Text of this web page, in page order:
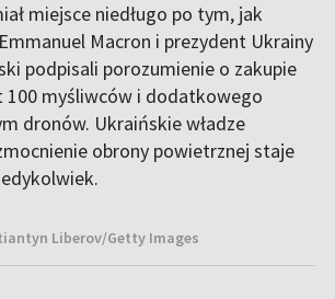
miejsce niedługo po tym, jak
Macron i prezydent Ukrainy
podpisali porozumienie o zakupie
100 myśliwców i dodatkowego
dronów. Ukraińskie władze
obrony powietrznej staje
Liberov/Getty Images